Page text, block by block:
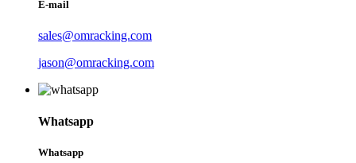
E-mail
sales@omracking.com
jason@omracking.com
Whatsapp
Whatsapp